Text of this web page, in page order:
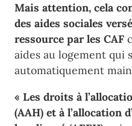
Mais attention, cela
des aides sociales
ressource par les CAF
aides au logement qui
automatiquement
« Les droits à
(AAH) et à l’allocation